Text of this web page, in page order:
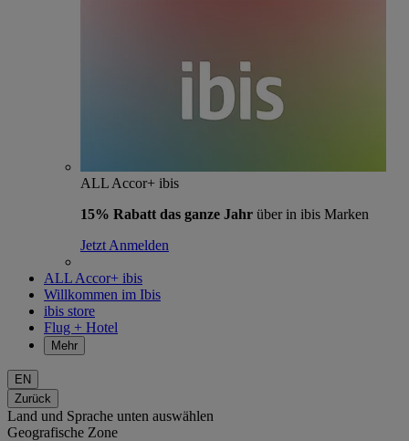
ALL Accor+ ibis
15% Rabatt das ganze Jahr über in ibis Marken
Jetzt Anmelden
ALL Accor+ ibis
Willkommen im Ibis
ibis store
Flug + Hotel
Mehr
EN
Zurück
Land und Sprache unten auswählen
Geografische Zone